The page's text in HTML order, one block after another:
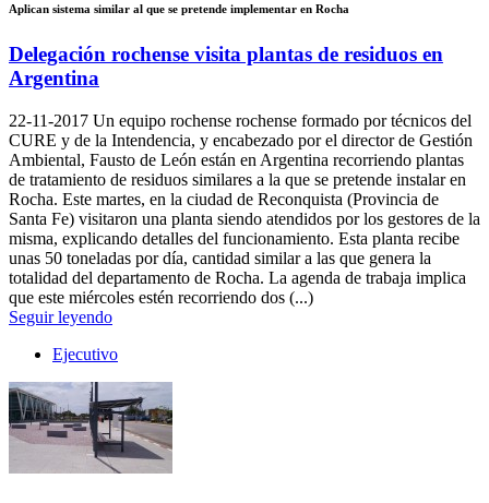
Aplican sistema similar al que se pretende implementar en Rocha
Delegación rochense visita plantas de residuos en
Argentina
22-11-2017 Un equipo rochense rochense formado por técnicos del
CURE y de la Intendencia, y encabezado por el director de Gestión
Ambiental, Fausto de León están en Argentina recorriendo plantas
de tratamiento de residuos similares a la que se pretende instalar en
Rocha. Este martes, en la ciudad de Reconquista (Provincia de
Santa Fe) visitaron una planta siendo atendidos por los gestores de la
misma, explicando detalles del funcionamiento. Esta planta recibe
unas 50 toneladas por día, cantidad similar a las que genera la
totalidad del departamento de Rocha. La agenda de trabaja implica
que este miércoles estén recorriendo dos (...)
Seguir leyendo
Ejecutivo